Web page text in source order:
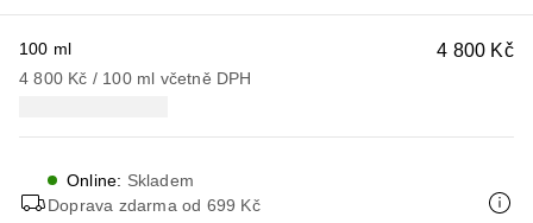
4 800 Kč
100 ml
4 800 Kč / 100 ml včetně DPH
Online: Skladem
Doprava zdarma od 699 Kč